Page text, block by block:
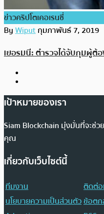
ข่าวคริปโตเคอเรนซี่
ByWiputกุมภาพันธ์ 7, 2019
เยอรมนี: ตำรวจได้จับกุมผู้ต้
เป้าหมายของเรา
Siam Blockchain มุ่งมั่นที่จะช่ว
คุณ
เกี่ยวกับเว็บไซต์นี้
ทีมงาน
ติดต่อ
นโยบายความเป็นส่วนตัวข้อตก